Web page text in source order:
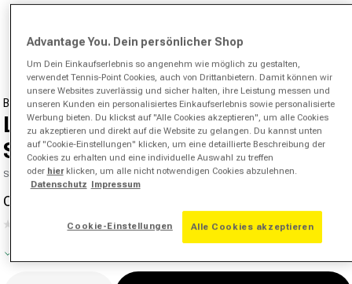
1/von
6
BEE-SAFE
Led Headlight Bright USB
Stirnlampe-Weiß
SKU 31776800008000
Verkaufspreis
CHF 17.90
Normaler Preis
Kein
zur
(0)
Advantage You. Dein persönlicher Shop
Um Dein Einkaufserlebnis so angenehm wie möglich zu gestalten,
verwendet Tennis-Point Cookies, auch von Drittanbietern. Damit können wir
unsere Websites zuverlässig und sicher halten, ihre Leistung messen und
unseren Kunden ein personalisiertes Einkaufserlebnis sowie personalisierte
Werbung bieten. Du klickst auf "Alle Cookies akzeptieren", um alle Cookies
zu akzeptieren und direkt auf die Website zu gelangen. Du kannst unten
auf "Cookie-Einstellungen" klicken, um eine detaillierte Beschreibung der
Cookies zu erhalten und eine individuelle Auswahl zu treffen
oder hierklicken, um alle nicht notwendigen Cookies abzulehnen.
Datenschutz Impressum
Cookie-Einstellungen Alle Cookies akzeptieren